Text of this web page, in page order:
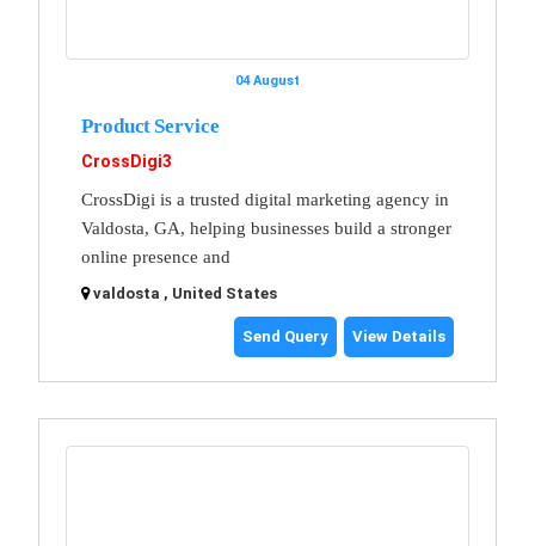
04 August
Product Service
CrossDigi3
CrossDigi is a trusted digital marketing agency in
Valdosta, GA, helping businesses build a stronger
online presence and
valdosta , United States
Send Query View Details